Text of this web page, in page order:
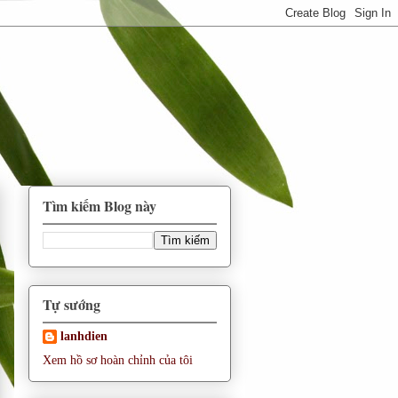
Tìm kiếm Blog này
Tự sướng
lanhdien
Xem hồ sơ hoàn chỉnh của tôi